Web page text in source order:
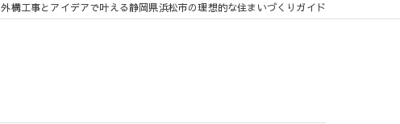
外構工事とアイデアで叶える静岡県浜松市の理想的な住まいづくりガイド